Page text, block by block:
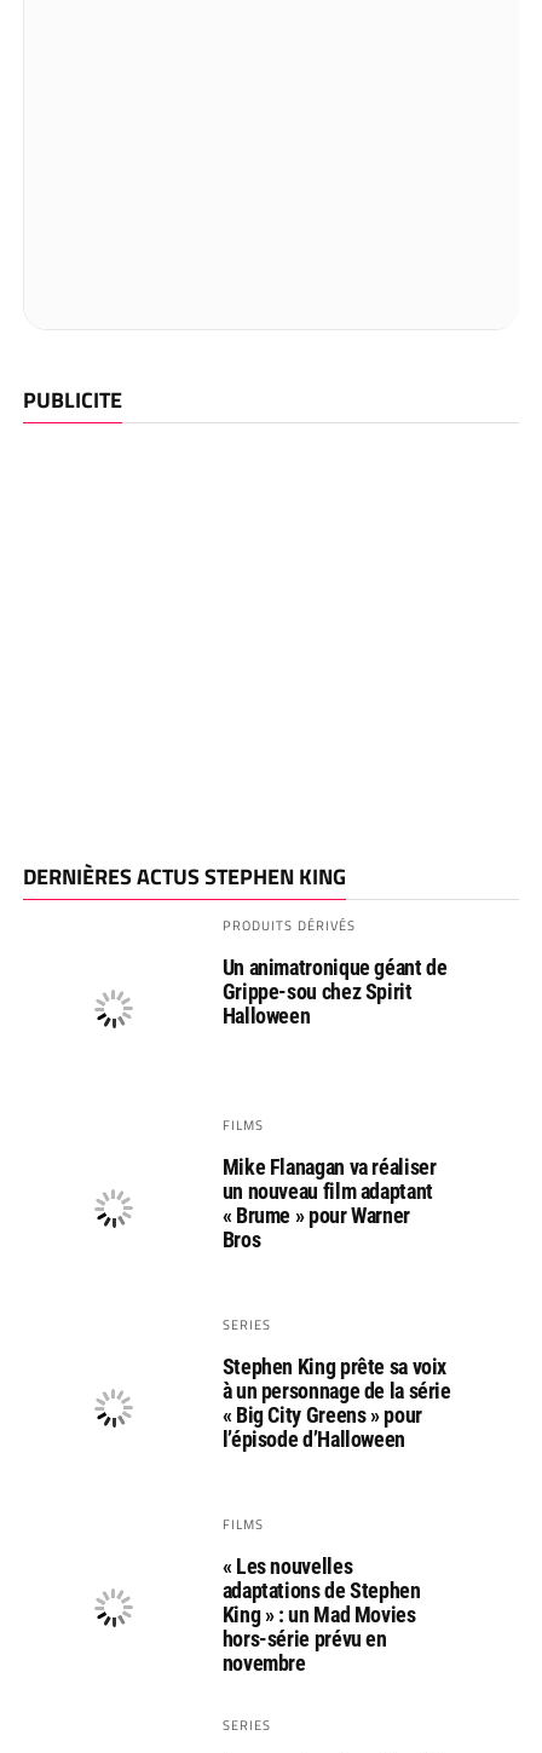
PUBLICITE
DERNIÈRES ACTUS STEPHEN KING
PRODUITS DÉRIVÉS
Un animatronique géant de
Grippe-sou chez Spirit
Halloween
FILMS
Mike Flanagan va réaliser
un nouveau film adaptant
« Brume » pour Warner
Bros
SERIES
Stephen King prête sa voix
à un personnage de la série
« Big City Greens » pour
l’épisode d’Halloween
FILMS
« Les nouvelles
adaptations de Stephen
King » : un Mad Movies
hors-série prévu en
novembre
SERIES